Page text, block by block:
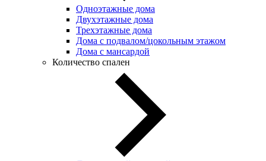
Одноэтажные дома
Двухэтажные дома
Трехэтажные дома
Дома с подвалом/цокольным этажом
Дома с мансардой
Количество спален